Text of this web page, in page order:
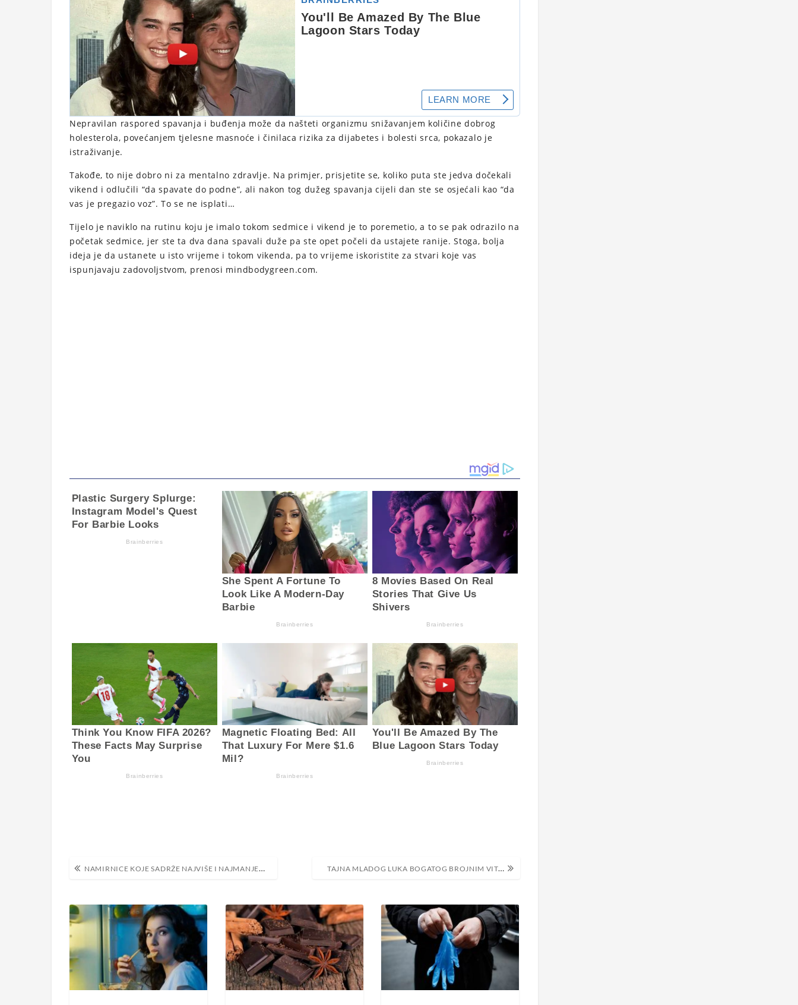
Nepravilan raspored spavanja i buđenja može da našteti organizmu snižavanjem količine dobrog
holesterola, povećanjem tjelesne masnoće i činilaca rizika za dijabetes i bolesti srca, pokazalo je
istraživanje.
Takođe, to nije dobro ni za mentalno zdravlje. Na primjer, prisjetite se, koliko puta ste jedva dočekali
vikend i odlučili “da spavate do podne”, ali nakon tog dužeg spavanja cijeli dan ste se osjećali kao “da
vas je pregazio voz”. To se ne isplati…
Tijelo je naviklo na rutinu koju je imalo tokom sedmice i vikend je to poremetio, a to se pak odrazilo na
početak sedmice, jer ste ta dva dana spavali duže pa ste opet počeli da ustajete ranije. Stoga, bolja
ideja je da ustanete u isto vrijeme i tokom vikenda, pa to vrijeme iskoristite za stvari koje vas
ispunjavaju zadovoljstvom, prenosi mindbodygreen.com.
Navigacija
NAMIRNICE KOJE SADRŽE NAJVIŠE I NAJMANJE PESTICIDA TAJNA MLADOG LUKA BOGATOG BROJNIM VITAMINIMA: NEVJEROVATNO JE ZBOG ČEGA JE DOBRO JESTI OVO POVRĆE